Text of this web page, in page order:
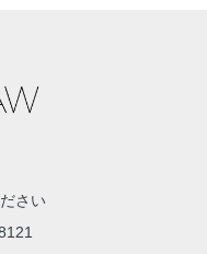
さい